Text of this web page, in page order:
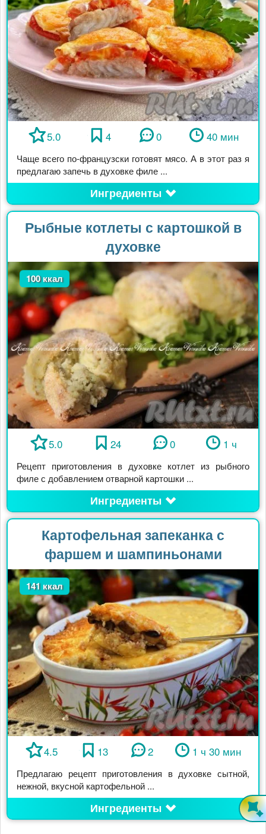
5.0 4 0 40 мин
Чаще всего по-французски готовят мясо. А в этот раз я
предлагаю запечь в духовке филе ...
Ингредиенты
Рыбные котлеты с картошкой в
духовке
100 ккал
5.0 24 0 1 ч
Рецепт приготовления в духовке котлет из рыбного
филе с добавлением отварной картошки ...
Ингредиенты
Картофельная запеканка с
фаршем и шампиньонами
141 ккал
4.5 13 2 1 ч 30 мин
Предлагаю рецепт приготовления в духовке сытной,
нежной, вкусной картофельной ...
Ингредиенты